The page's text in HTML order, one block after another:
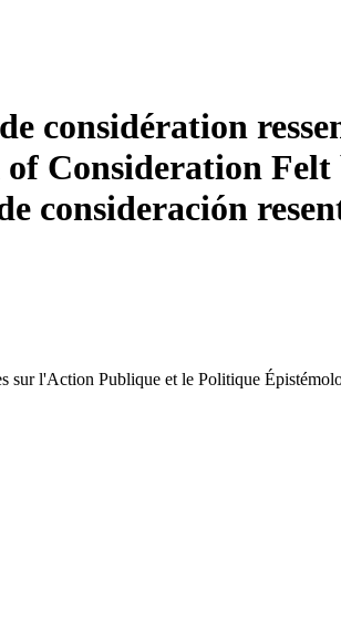
considération
Consideration Felt
consideración
sur l'Action Publique et le Politique